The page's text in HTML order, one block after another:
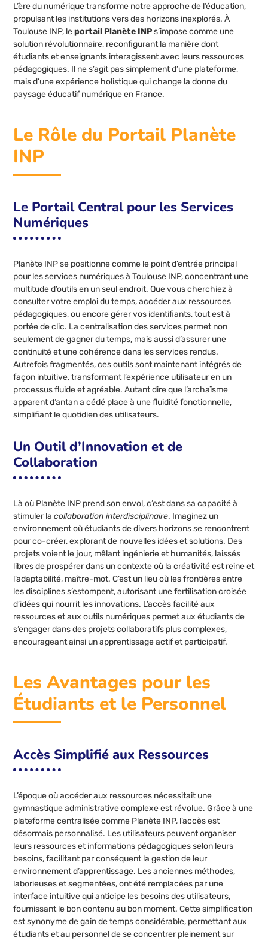
L’ère du numérique transforme notre approche de l’éducation,
propulsant les institutions vers des horizons inexplorés. À
Toulouse INP, leportail Planète INPs’impose comme une
solution révolutionnaire, reconfigurant la manière dont
étudiants et enseignants interagissent avec leurs ressources
pédagogiques. Il ne s’agit pas simplement d’une plateforme,
mais d’une expérience holistique qui change la donne du
paysage éducatif numérique en France.
Le Rôle du Portail Planète
INP
Le Portail Central pour les Services
Numériques
Planète INP se positionne comme le point d’entrée principal
pour les services numériques à Toulouse INP, concentrant une
multitude d’outils en un seul endroit. Que vous cherchiez à
consulter votre emploi du temps, accéder aux ressources
pédagogiques, ou encore gérer vos identifiants, tout est à
portée de clic. La centralisation des services permet non
seulement de gagner du temps, mais aussi d’assurer une
continuité et une cohérence dans les services rendus.
Autrefois fragmentés, ces outils sont maintenant intégrés de
façon intuitive, transformant l’expérience utilisateur en un
processus fluide et agréable. Autant dire que l’archaïsme
apparent d’antan a cédé place à une fluidité fonctionnelle,
simplifiant le quotidien des utilisateurs.
Un Outil d’Innovation et de
Collaboration
Là où Planète INP prend son envol, c’est dans sa capacité à
stimuler lacollaboration interdisciplinaire. Imaginez un
environnement où étudiants de divers horizons se rencontrent
pour co-créer, explorant de nouvelles idées et solutions. Des
projets voient le jour, mêlant ingénierie et humanités, laissés
libres de prospérer dans un contexte où la créativité est reine et
l’adaptabilité, maître-mot. C’est un lieu où les frontières entre
les disciplines s’estompent, autorisant une fertilisation croisée
d’idées qui nourrit les innovations. L’accès facilité aux
ressources et aux outils numériques permet aux étudiants de
s’engager dans des projets collaboratifs plus complexes,
encourageant ainsi un apprentissage actif et participatif.
Les Avantages pour les
Étudiants et le Personnel
Accès Simplifié aux Ressources
L’époque où accéder aux ressources nécessitait une
gymnastique administrative complexe est révolue. Grâce à une
plateforme centralisée comme Planète INP, l’accès est
désormais personnalisé. Les utilisateurs peuvent organiser
leurs ressources et informations pédagogiques selon leurs
besoins, facilitant par conséquent la gestion de leur
environnement d’apprentissage. Les anciennes méthodes,
laborieuses et segmentées, ont été remplacées par une
interface intuitive qui anticipe les besoins des utilisateurs,
fournissant le bon contenu au bon moment. Cette simplification
est synonyme de gain de temps considérable, permettant aux
étudiants et au personnel de se concentrer pleinement sur